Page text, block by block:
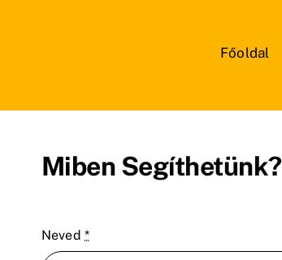
Főoldal
Miben Segíthetünk?
Neved*